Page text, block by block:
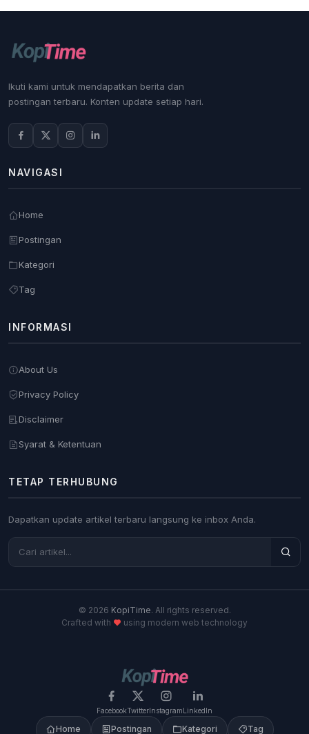
Ikuti kami untuk mendapatkan berita dan
postingan terbaru. Konten update setiap hari.
NAVIGASI
Home
Postingan
Kategori
Tag
INFORMASI
About Us
Privacy Policy
Disclaimer
Syarat & Ketentuan
TETAP TERHUBUNG
Dapatkan update artikel terbaru langsung ke inbox Anda.
© 2026 KopiTime. All rights reserved.
Crafted with
using modern web technology
FacebookTwitterInstagramLinkedIn
Home Postingan Kategori Tag